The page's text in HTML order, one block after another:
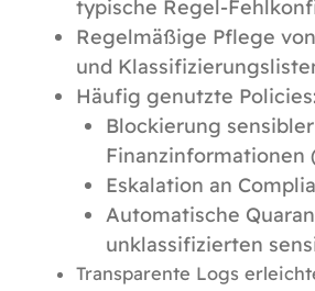
typische Regel-
Regelmäßige Pflege
und
Häufig genutzte
Blockierung sensibler
Finanzinformationen
Eskalation an
Automatische
unklassifizierten
Transparente Logs